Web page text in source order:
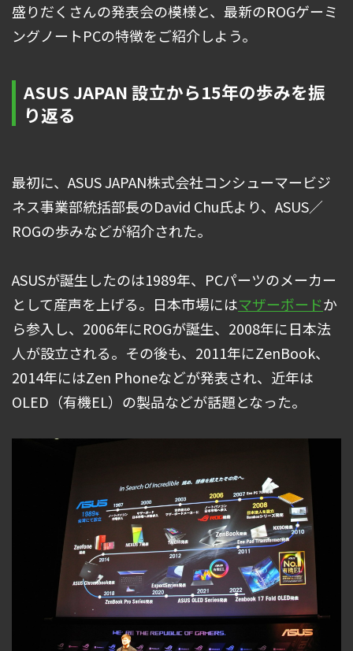
盛りだくさんの発表会の模様と、最新のROGゲーミ
ングノートPCの特徴をご紹介しよう。
ASUS JAPAN 設立から15年の歩みを振
り返る
最初に、ASUS JAPAN株式会社コンシューマービジ
ネス事業部統括部長のDavid Chu氏より、ASUS／
ROGの歩みなどが紹介された。
ASUSが誕生したのは1989年、PCパーツのメーカー
として産声を上げる。日本市場にはマザーボードか
ら参入し、2006年にROGが誕生、2008年に日本法
人が設立される。その後も、2011年にZenBook、
2014年にはZen Phoneなどが発表され、近年は
OLED（有機EL）の製品などが話題となった。